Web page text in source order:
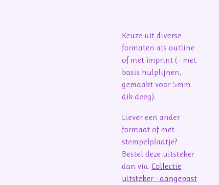
Keuze uit diverse
formaten als outline
of met imprint (= met
basis hulplijnen,
gemaakt voor 5mm
dik deeg).
Liever een ander
formaat of met
stempelplaatje?
Bestel deze uitsteker
dan via: Collectie
uitsteker - aangepast